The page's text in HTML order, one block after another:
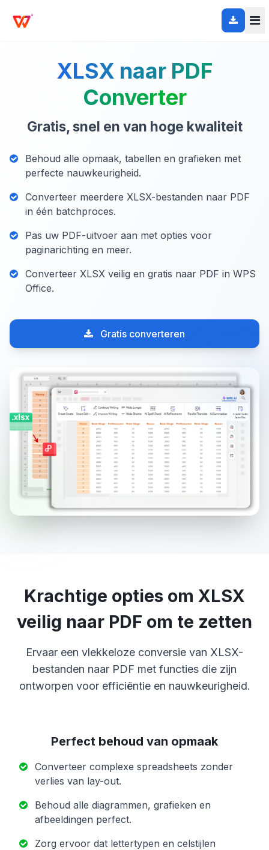
XLSX naar PDF
Converter
Gratis, snel en van hoge kwaliteit
Behoud alle opmaak, tabellen en grafieken met
perfecte nauwkeurigheid.
Converteer meerdere XLSX-bestanden naar PDF
in één batchproces.
Pas uw PDF-uitvoer aan met opties voor
paginarichting en meer.
Converteer XLSX veilig en gratis naar PDF in WPS
Office.
Gratis converteren
Krachtige opties om XLSX
veilig naar PDF om te zetten
Ervaar een vlekkeloze conversie van XLSX-
bestanden naar PDF met functies die zijn
ontworpen voor efficiëntie en nauwkeurigheid.
Perfect behoud van opmaak
Converteer complexe spreadsheets zonder
verlies van lay-out.
Behoud alle diagrammen, grafieken en
afbeeldingen perfect.
Zorg ervoor dat lettertypen en celstijlen